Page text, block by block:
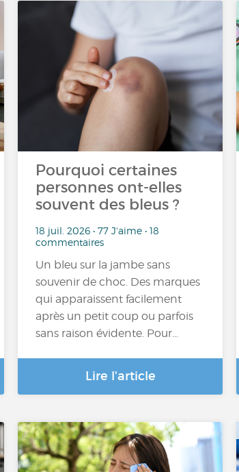
Pourquoi certaines
personnes ont-elles
souvent des bleus ?
18 juil. 2026 • 77 J'aime • 18
commentaires
Un bleu sur la jambe sans
souvenir de choc. Des marques
qui apparaissent facilement
après un petit coup ou parfois
sans raison évidente. Pour…
Lire l'article